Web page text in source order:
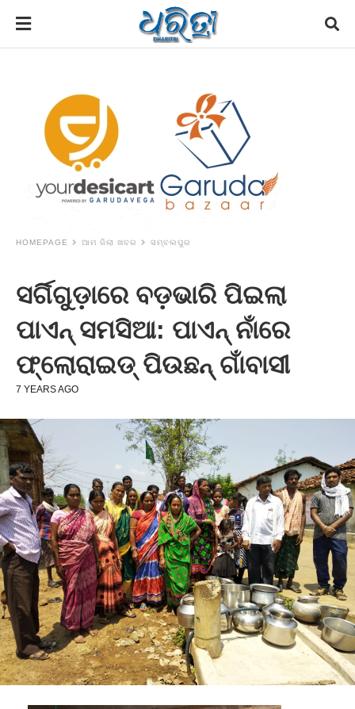
HOMEPAGE ଆମ ଜିଲା ଖବର ସମ୍ବଲପୁର
ସର୍ଗିଗୁଡ଼ାରେ ବଡ଼ଭାରି ପିଇଲା
ପାଏନ୍‌ ସମସିଆ: ପାଏନ୍‌ ନାଁରେ
ଫ୍ଲୋରାଇଡ୍‌ ପିଉଛନ୍‌ ଗାଁବାସୀ
7 YEARS AGO